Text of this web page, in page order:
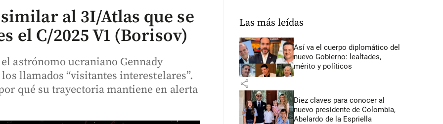
al 3I/Atlas que se
el C/2025 V1 (Borisov)
astrónomo ucraniano Gennady
llamados “visitantes interestelares”.
qué su trayectoria mantiene en alerta
Las más leídas
Así va el cuerpo diplomático del
nuevo Gobierno: lealtades,
mérito y políticos
share
Diez claves para conocer al
nuevo presidente de Colombia,
Abelardo de la Espriella